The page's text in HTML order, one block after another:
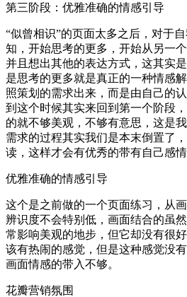
第三阶段：优雅准确的情感引导
“似曾相识”的页面太多之后，对于
知，开始思考的更多，开始从另一
并且想出其他的表达方式，这其实
是思考的更多就是真正的一种情感
照策划的需求出来，而是由自己的
到这个时候其实来回到第一个阶段
的就不够美观，不够有意思，这是
需求的过程其实我们是本末倒置了
读，这样才会有优秀的带有自己感情
优雅准确的情感引导
这个是之前做的一个页面练习，从
辨识度不会特别低，画面结合的虽
常影响美观的地步，但它却没有很
该有热闹的感觉，但是这种感觉没
画面情感的带入不够。
花瓣营销氛围